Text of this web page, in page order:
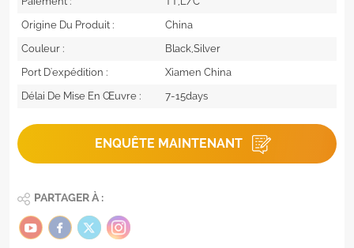
Origine Du Produit :
China
Couleur :
Black,Silver
Port D'expédition :
Xiamen China
Délai De Mise En Œuvre :
7-15days
ENQUÊTE MAINTENANT
PARTAGER À :